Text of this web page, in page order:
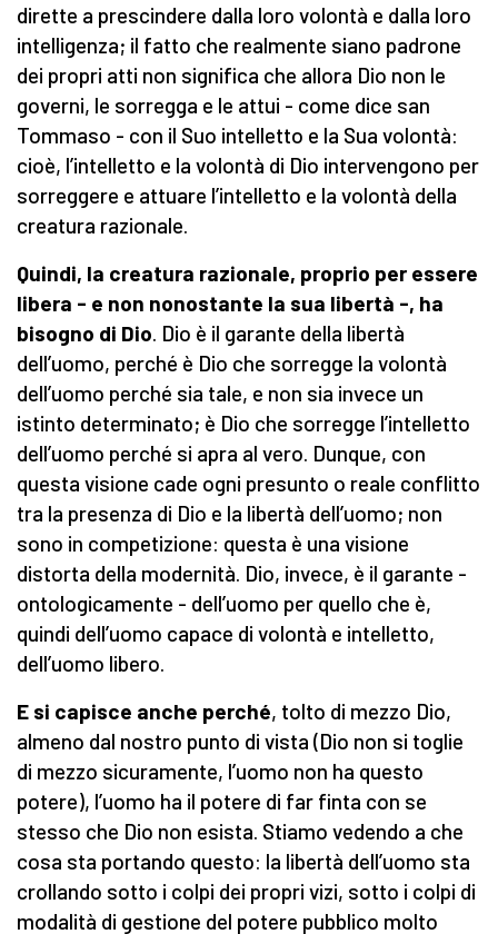
dirette a prescindere dalla loro volontà e dalla loro
intelligenza; il fatto che realmente siano padrone
dei propri atti non significa che allora Dio non le
governi, le sorregga e le attui - come dice san
Tommaso - con il Suo intelletto e la Sua volontà:
cioè, l’intelletto e la volontà di Dio intervengono per
sorreggere e attuare l’intelletto e la volontà della
creatura razionale.
Quindi, la creatura razionale, proprio per essere
libera - e non nonostante la sua libertà -, ha
bisogno di Dio. Dio è il garante della libertà
dell’uomo, perché è Dio che sorregge la volontà
dell’uomo perché sia tale, e non sia invece un
istinto determinato; è Dio che sorregge l’intelletto
dell’uomo perché si apra al vero. Dunque, con
questa visione cade ogni presunto o reale conflitto
tra la presenza di Dio e la libertà dell’uomo; non
sono in competizione: questa è una visione
distorta della modernità. Dio, invece, è il garante -
ontologicamente - dell’uomo per quello che è,
quindi dell’uomo capace di volontà e intelletto,
dell’uomo libero.
E si capisce anche perché, tolto di mezzo Dio,
almeno dal nostro punto di vista (Dio non si toglie
di mezzo sicuramente, l’uomo non ha questo
potere), l’uomo ha il potere di far finta con se
stesso che Dio non esista. Stiamo vedendo a che
cosa sta portando questo: la libertà dell’uomo sta
crollando sotto i colpi dei propri vizi, sotto i colpi di
modalità di gestione del potere pubblico molto